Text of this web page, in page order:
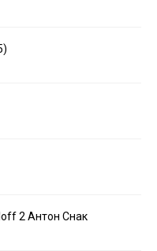
2 Антон Снак